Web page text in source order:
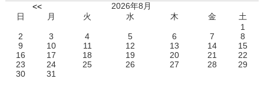
<<
2026年8月
日
月 火 水 木 金
土
1
2
3 4 5 6 7
8
9
10 11 12 13 14
15
16
17 18 19 20 21
22
23
24 25 26 27 28
29
30
31